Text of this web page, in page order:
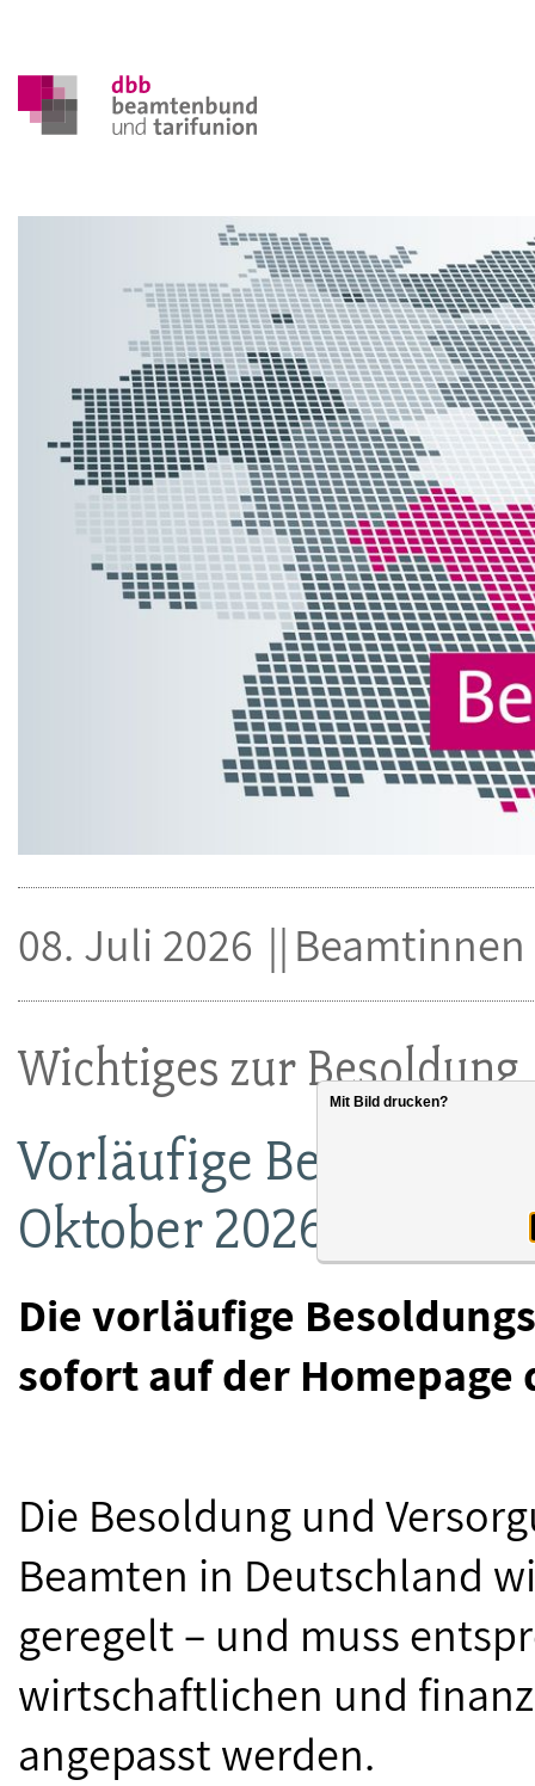
Wichtiges zur Besoldung
Vorläufige
Oktober 2026
Die vorläufige
sofort auf der Homepage
08. Juli 2026
Die Besoldung und
Beamten in Deutschland
geregelt – und muss
wirtschaftlichen und
angepasst werden.
Mit Bild drucken?